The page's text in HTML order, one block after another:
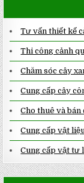
Tư vấn thiết kế
Thi công cảnh
Chăm sóc cây
Cung cấp cây
Cho thuê và bán
Cung cấp vật
Cung cấp vật tư